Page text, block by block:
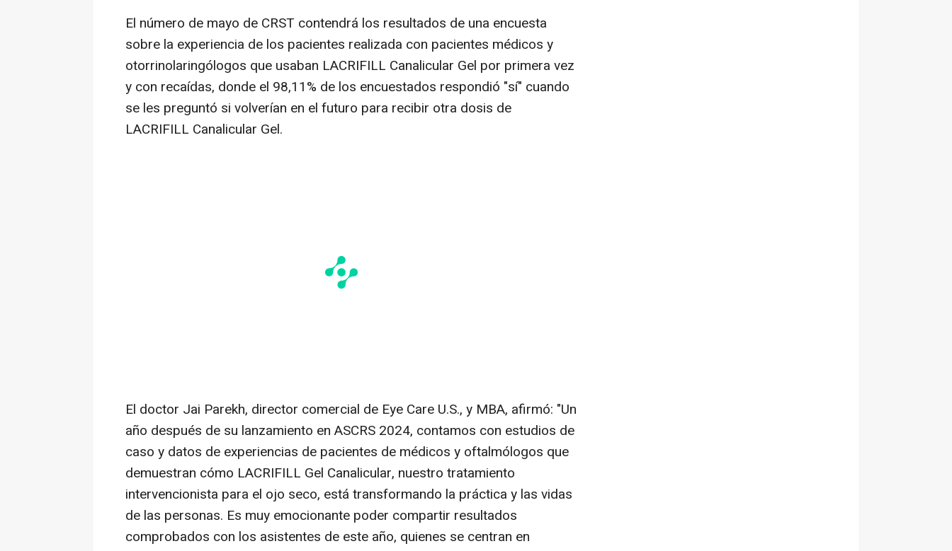
El número de mayo de CRST contendrá los resultados de una encuesta
sobre la experiencia de los pacientes realizada con pacientes médicos y
otorrinolaringólogos que usaban LACRIFILL Canalicular Gel por primera vez
y con recaídas, donde el 98,11% de los encuestados respondió "sí" cuando
se les preguntó si volverían en el futuro para recibir otra dosis de
LACRIFILL Canalicular Gel.
El doctor Jai Parekh, director comercial de Eye Care U.S., y MBA, afirmó: "Un
año después de su lanzamiento en ASCRS 2024, contamos con estudios de
caso y datos de experiencias de pacientes de médicos y oftalmólogos que
demuestran cómo LACRIFILL Gel Canalicular, nuestro tratamiento
intervencionista para el ojo seco, está transformando la práctica y las vidas
de las personas. Es muy emocionante poder compartir resultados
comprobados con los asistentes de este año, quienes se centran en